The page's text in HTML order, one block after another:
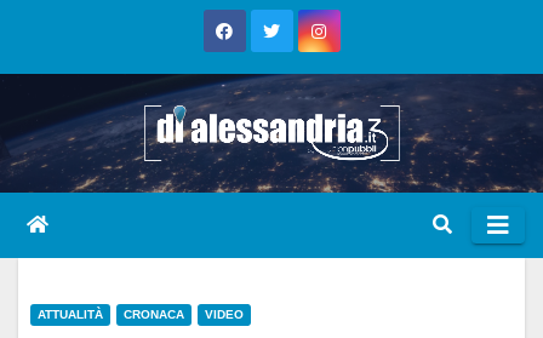
ATTUALITÀ CRONACA VIDEO